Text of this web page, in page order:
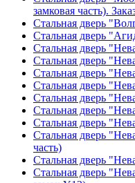
замковая часть).
Стальная дверь
Стальная дверь
Стальная дверь
Стальная дверь
Стальная дверь
Стальная дверь
Стальная дверь
Стальная дверь
Стальная дверь
Стальная дверь
часть)
Стальная дверь
Стальная дверь